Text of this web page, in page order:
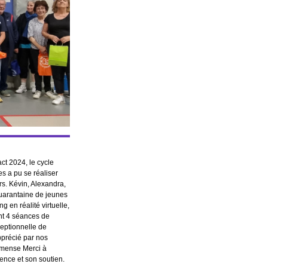
2024, le cycle
a pu se réaliser
Kévin, Alexandra,
de jeunes
en réalité virtuelle,
4 séances de
de
par nos
Merci à
et son soutien.